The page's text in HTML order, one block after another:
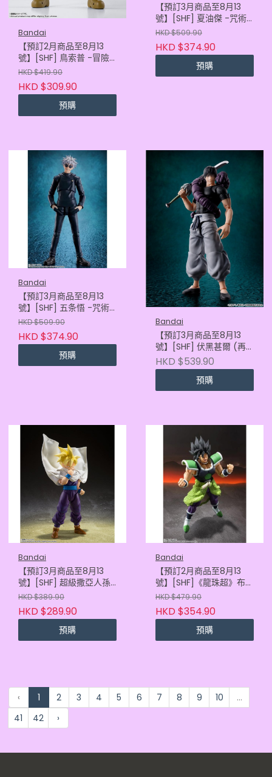
Bandai
【預訂2月商品至8月13
號】[SHF] 鳥索普 -冒險
黎明- (再販)
(4573102687432)
HKD $419.90
HKD $309.90
預購
【預訂3月商品至8月13
號】[SHF] 夏油傑 -咒術
高專- (再販)
(4573102655233)
HKD $509.90
HKD $374.90
預購
Bandai
【預訂3月商品至8月13
號】[SHF] 五条悟 -咒術
高專- (再販)
(4573102655226)
HKD $509.90
HKD $374.90
預購
Bandai
【預訂3月商品至8月13
號】[SHF] 伏黑甚爾 (再
販) (4573102687289)
HKD $539.90
預購
Bandai
【預訂3月商品至8月13
號】[SHF] 超級撒亞人孫
悟飯 -超越悟空的戰士-
(再販)
(4573102655547)
HKD $389.90
HKD $289.90
預購
Bandai
【預訂2月商品至8月13
號】[SHF]《龍珠超》布洛
尼 (2027年版)
(4573102736635)
HKD $479.90
HKD $354.90
預購
‹ 1 2 3 4 5 6 7 8 9 10
...
41
42 ›